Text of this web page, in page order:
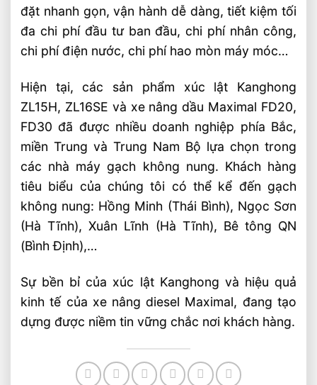
đặt nhanh gọn, vận hành dễ dàng, tiết kiệm tối
đa chi phí đầu tư ban đầu, chi phí nhân công,
chi phí điện nước, chi phí hao mòn máy móc…
Hiện tại, các sản phẩm xúc lật Kanghong
ZL15H, ZL16SE và xe nâng dầu Maximal FD20,
FD30 đã được nhiều doanh nghiệp phía Bắc,
miền Trung và Trung Nam Bộ lựa chọn trong
các nhà máy gạch không nung. Khách hàng
tiêu biểu của chúng tôi có thể kể đến gạch
không nung: Hồng Minh (Thái Bình), Ngọc Sơn
(Hà Tĩnh), Xuân Lĩnh (Hà Tĩnh), Bê tông QN
(Bình Định),…
Sự bền bỉ của xúc lật Kanghong và hiệu quả
kinh tế của xe nâng diesel Maximal, đang tạo
dựng được niềm tin vững chắc nơi khách hàng.